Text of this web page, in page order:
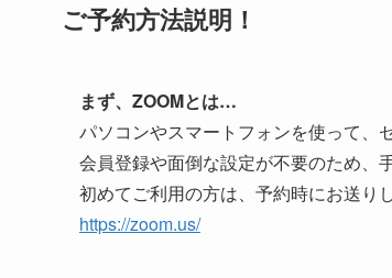
ご予約方法説明！
まず、ZOOMとは…
パソコンやスマートフォンを使って、
会員登録や面倒な設定が不要のため、
初めてご利用の方は、予約時にお送り
https://zoom.us/